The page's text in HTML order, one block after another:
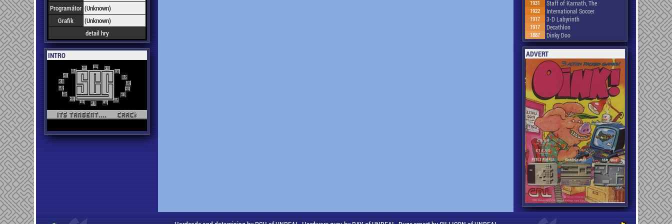
Programátor (Unknown)
Grafik
(Unknown)
detail hry
INTRO
1931 Staff of Karnath, The
1922 International Soccer
1917 3-D Labyrinth
1917 Decathlon
1887 Dinky Doo
ADVERT